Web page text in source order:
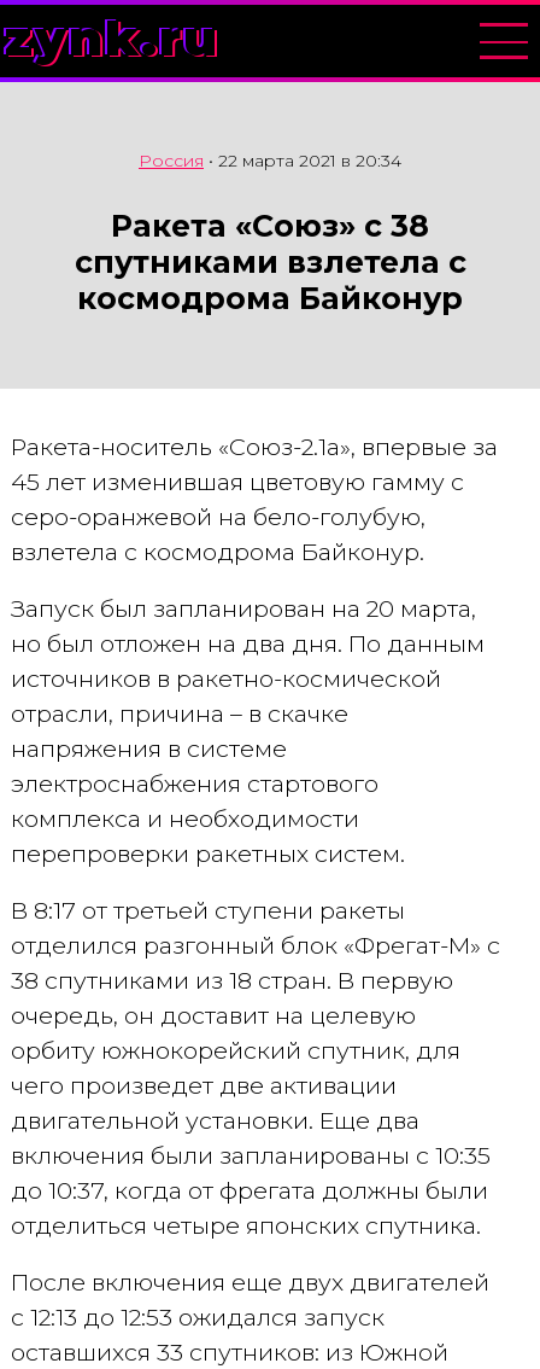
zynk.ru
Россия • 22 марта 2021 в 20:34
Ракета «Союз» с 38
спутниками взлетела с
космодрома Байконур
Ракета-носитель «Союз-2.1а», впервые за
45 лет изменившая цветовую гамму с
серо-оранжевой на бело-голубую,
взлетела с космодрома Байконур.
Запуск был запланирован на 20 марта,
но был отложен на два дня. По данным
источников в ракетно-космической
отрасли, причина – в скачке
напряжения в системе
электроснабжения стартового
комплекса и необходимости
перепроверки ракетных систем.
В 8:17 от третьей ступени ракеты
отделился разгонный блок «Фрегат-М» с
38 спутниками из 18 стран. В первую
очередь, он доставит на целевую
орбиту южнокорейский спутник, для
чего произведет две активации
двигательной установки. Еще два
включения были запланированы с 10:35
до 10:37, когда от фрегата должны были
отделиться четыре японских спутника.
После включения еще двух двигателей
с 12:13 до 12:53 ожидался запуск
оставшихся 33 спутников: из Южной